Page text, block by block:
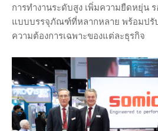
การทำงานระดับสูง เพิ่มความยืดหยุ่น
แบบบรรจุภัณฑ์ที่หลากหลาย พร้อมปรั
ความต้องการเฉพาะของแต่ละธุรกิจ